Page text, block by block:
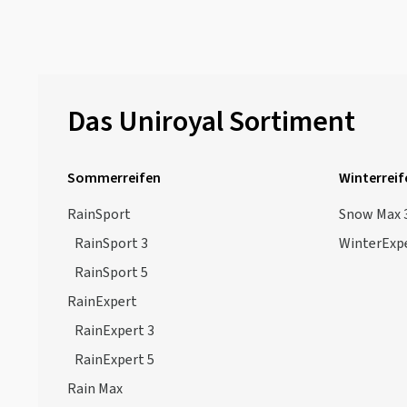
Das Uniroyal Sortiment
Sommerreifen
RainSport
RainSport 3
RainSport 5
RainExpert
RainExpert 3
RainExpert 5
Rain Max
Snow Max